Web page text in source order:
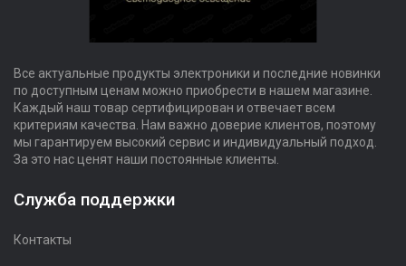
Все актуальные продукты электроники и последние новинки
по доступным ценам можно приобрести в нашем магазине.
Каждый наш товар сертифицирован и отвечает всем
критериям качества. Нам важно доверие клиентов, поэтому
мы гарантируем высокий сервис и индивидуальный подход.
За это нас ценят наши постоянные клиенты.
Служба поддержки
Контакты